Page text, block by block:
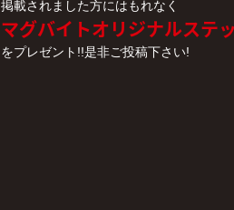
掲載されました方にはもれなく
マグバイトオリジナルステ
をプレゼント!!是非ご投稿下さい!